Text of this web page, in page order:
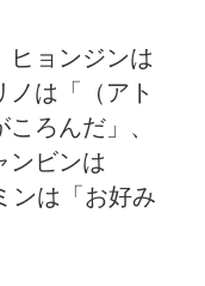
ヒョンジンは
ノは「（アト
ろんだ」、
ンビンは
ンは「お好み